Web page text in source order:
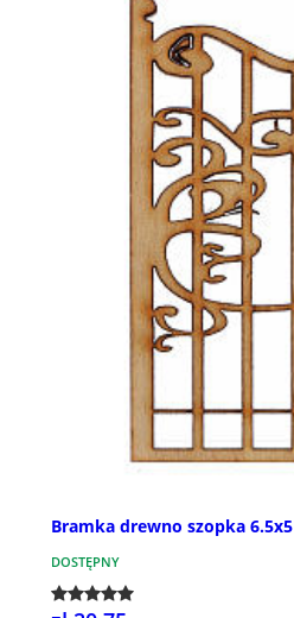
Bramka drewno szopka 6.5x5
DOSTĘPNY